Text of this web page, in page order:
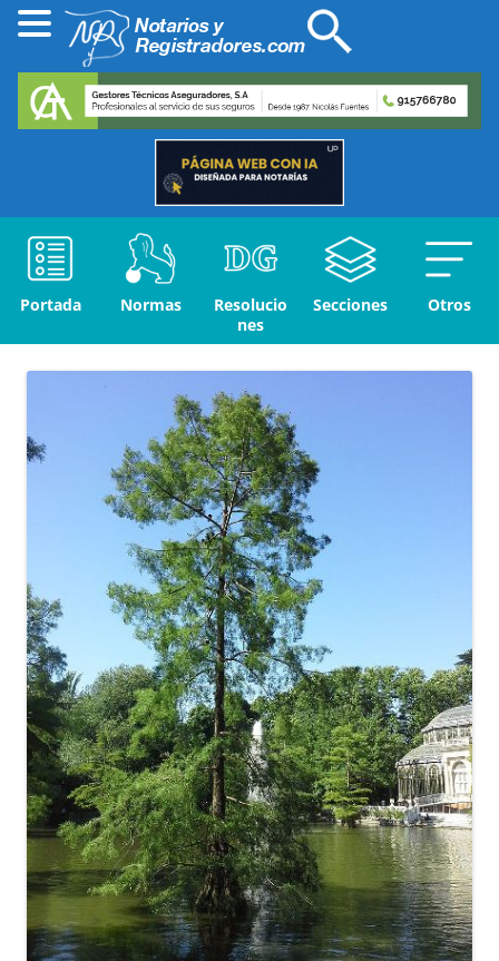
Portada Normas
Resolucio
nes
Secciones Otros